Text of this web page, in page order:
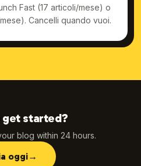
Fast (17 articoli/mese) o
Cancelli quando vuoi.
get started?
blog within 24 hours.
oggi→